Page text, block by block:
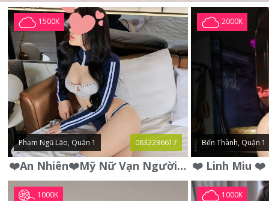
1500K
Phạm Ngũ Lão, Quận 1 0832236617
❤️An Nhiên❤️Mỹ Nữ Vạn Người Mê,Da Trắng, Mặt Xynh, Đẹp Từng
2000K
Bến Thành, Quận 1
1000K 1000K